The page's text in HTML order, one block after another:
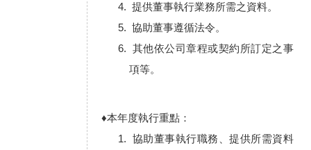
提供董事執行業務所需之資料。
協助董事遵循法令。
其他依公司章程或契約所訂定之事
項等。
♦本年度執行重點：
協助董事執行職務、提供所需資料